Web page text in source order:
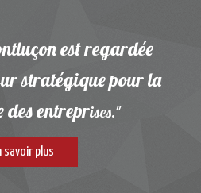
est regardée
stratégiquepour la
des entreprises."
savoir plus